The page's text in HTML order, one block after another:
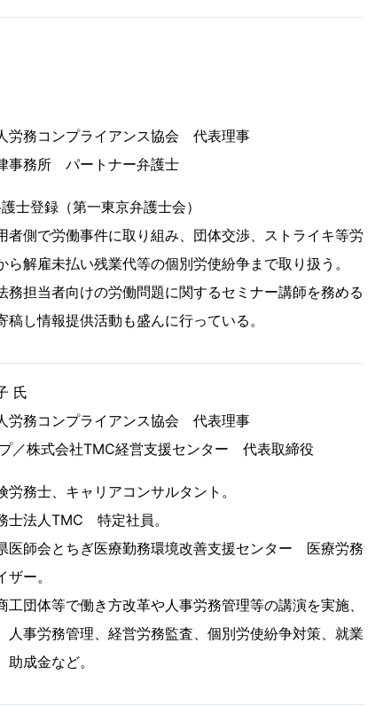
労務コンプライアンス協会 代表理事
事務所 パートナー弁護士
登録（第一東京弁護士会）
者側で労働事件に取り組み、団体交渉、ストライキ等労
ら解雇未払い残業代等の個別労使紛争まで取り扱う。
務担当者向けの労働問題に関するセミナー講師を務める
稿し情報提供活動も盛んに行っている。
氏
労務コンプライアンス協会 代表理事
／株式会社TMC経営支援センター 代表取締役
労務士、キャリアコンサルタント。
士法人TMC 特定社員。
医師会とちぎ医療勤務環境改善支援センター 医療労務
ー。
工団体等で働き方改革や人事労務管理等の講演を実施、
人事労務管理、経営労務監査、個別労使紛争対策、就業
助成金など。